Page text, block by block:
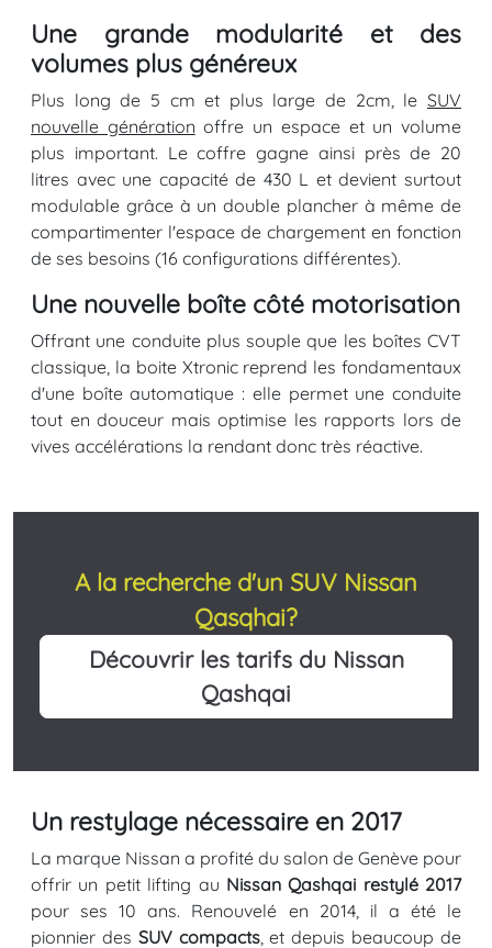
Une grande modularité et des
volumes plus généreux
Plus long de 5 cm et plus large de 2cm, le SUV
nouvelle génération offre un espace et un volume
plus important. Le coffre gagne ainsi près de 20
litres avec une capacité de 430 L et devient surtout
modulable grâce à un double plancher à même de
compartimenter l'espace de chargement en fonction
de ses besoins (16 configurations différentes).
Une nouvelle boîte côté motorisation
Offrant une conduite plus souple que les boîtes CVT
classique, la boite Xtronic reprend les fondamentaux
d'une boîte automatique : elle permet une conduite
tout en douceur mais optimise les rapports lors de
vives accélérations la rendant donc très réactive.
A la recherche d'un SUV Nissan
Qasqhai?
Découvrir les tarifs du Nissan
Qashqai
Un restylage nécessaire en 2017
La marque Nissan a profité du salon de Genève pour
offrir un petit lifting au Nissan Qashqai restylé 2017
pour ses 10 ans. Renouvelé en 2014, il a été le
pionnier des SUV compacts, et depuis beaucoup de